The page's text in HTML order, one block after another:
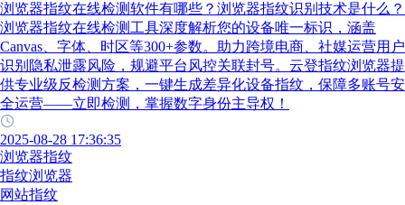
浏览器指纹在线检测软件有哪些？浏览器指纹识别技术是什么？
浏览器指纹在线检测工具深度解析您的设备唯一标识，涵盖
Canvas、字体、时区等300+参数。助力跨境电商、社媒运营用户
识别隐私泄露风险，规避平台风控关联封号。云登指纹浏览器提
供专业级反检测方案，一键生成差异化设备指纹，保障多账号安
全运营——立即检测，掌握数字身份主导权！
2025-08-28 17:36:35
浏览器指纹
指纹浏览器
网站指纹